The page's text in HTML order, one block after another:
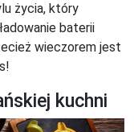
życia, który
baterii
wieczorem jest
kuchni